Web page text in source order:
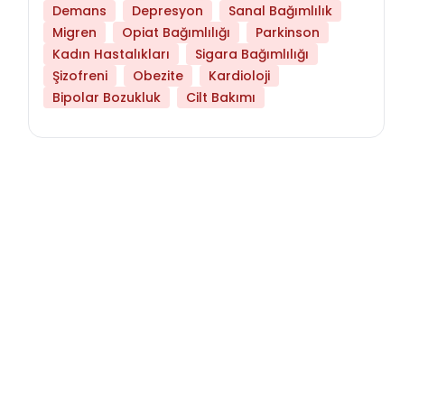
Demans
Depresyon
Sanal Bağımlılık
Migren
Opiat Bağımlılığı
Parkinson
Kadın Hastalıkları
Sigara Bağımlılığı
Şizofreni
Obezite
Kardioloji
Bipolar Bozukluk
Cilt Bakımı